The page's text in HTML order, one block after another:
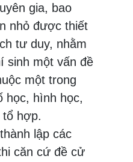
gia, bao
nhỏ được thiết
tư duy, nhằm
sinh một vấn đề
một trong
học, hình học,
hợp.
lập các
căn cứ đề cử